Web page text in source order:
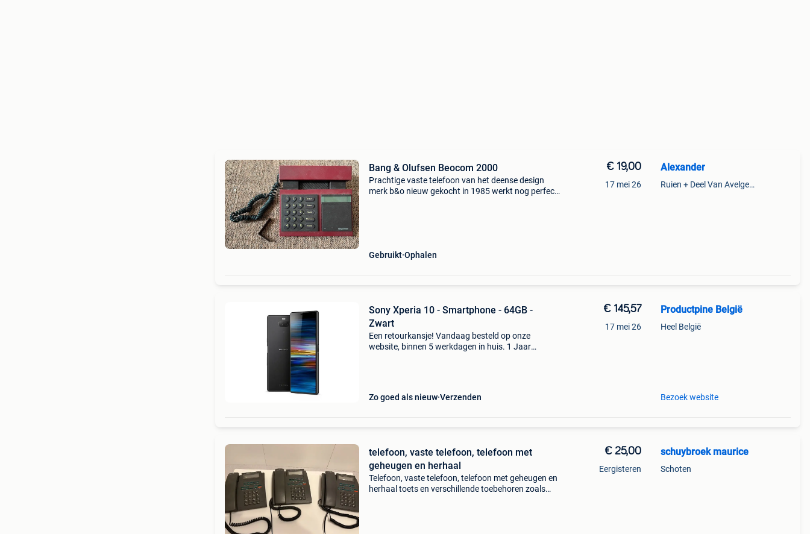
Bang & Olufsen Beocom 2000
Prachtige vaste telefoon van het deense design
merk b&o nieuw gekocht in 1985 werkt nog perfect,
Gebruikt Ophalen
€ 19,00
17 mei 26
Alexander
Ruien + Deel Van Avelgem En Waarmaarde
Sony Xperia 10 - Smartphone - 64GB -
Zwart
Een retourkansje! Vandaag besteld op onze
website, binnen 5 werkdagen in huis. 1 Jaar
Zo goed als nieuw Verzenden
€ 145,57
17 mei 26
Productpine België
Heel België
Bezoek website
telefoon, vaste telefoon, telefoon met
geheugen en herhaal
Telefoon, vaste telefoon, telefoon met geheugen en
herhaal toets en verschillende toebehoren zoals
€ 25,00
Eergisteren
schuybroek maurice
Schoten